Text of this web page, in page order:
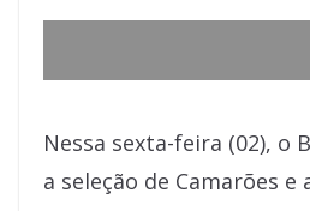
Nessa sexta-feira (02), o
a seleção de Camarões e